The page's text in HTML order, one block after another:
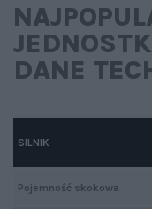
DANE
SILNIK
Pojemność skokowa